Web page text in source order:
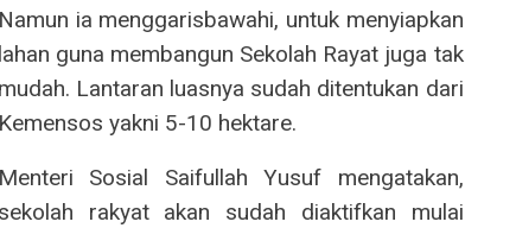
Namun ia menggarisbawahi, untuk menyiapkan
lahan guna membangun Sekolah Rayat juga tak
mudah. Lantaran luasnya sudah ditentukan dari
Kemensos yakni 5-10 hektare.
Menteri Sosial Saifullah Yusuf mengatakan,
sekolah rakyat akan sudah diaktifkan mulai